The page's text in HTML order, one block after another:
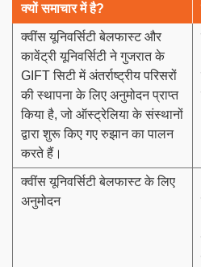
क्यों समाचार में है?
क्वींस यूनिवर्सिटी बेलफास्ट और
कावेंट्री यूनिवर्सिटी ने गुजरात के
GIFT सिटी में अंतर्राष्ट्रीय परिसरों
की स्थापना के लिए अनुमोदन प्राप्त
किया है, जो ऑस्ट्रेलिया के संस्थानों
द्वारा शुरू किए गए रुझान का पालन
करते हैं।
क्वींस यूनिवर्सिटी बेलफास्ट के लिए
अनुमोदन